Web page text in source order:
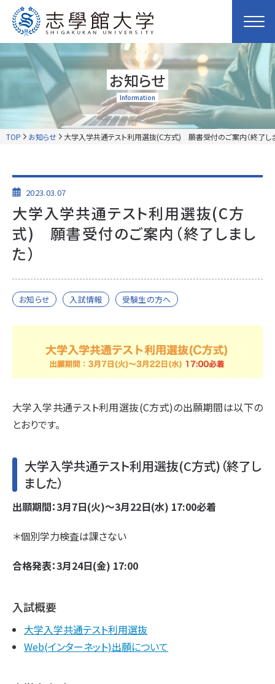
お知らせ
Information
TOP お知らせ 大学入学共通テスト利用選抜(C方式) 願書受付のご案内（終了し
2023.03.07
大学入学共通テスト利用選抜(C方
式) 願書受付のご案内（終了しまし
た）
お知らせ 入試情報 受験生の方へ
大学入学共通テスト利用選抜(C方式)の出願期間は以下の
とおりです。
大学入学共通テスト利用選抜(C方式)（終了し
ました）
出願期間：3月7日(火)～3月22日(水) 17:00必着
＊個別学力検査は課さない
合格発表：3月24日(金) 17:00
入試概要
大学入学共通テスト利用選抜
Web(インターネット)出願について